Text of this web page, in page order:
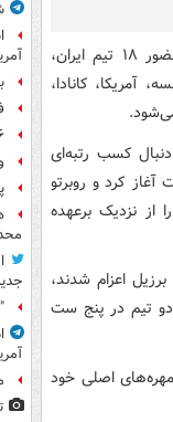
، مرحله مقدماتی لیگ ملت‌های والیبال مردان ۲۰۲۶ با حضور ۱۸ تیم ایران،
آمریکا، کانادا،
کسب رتبه‌ای
این راستا اردوهای خود را از ۱۱ اردیبهشت آغاز کرد و روبرتو
از نزدیک برعهده
اعزام شدند،
دو تیم در پنج ست
اصلی خود
۶ فوتی و ۵